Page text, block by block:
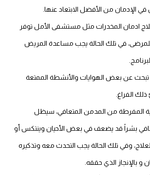
من الأفضل الابتعاد عنها.
المخدرات مثل مستشفى الأمل توفر
في تلك الحالة يجب مساعدة المريض
عن بعض الهوايات والأنشطة الممتعة
الفراغ.
المفرطة من المدمن المتعافي، سيظل
بشراً قد يضعف في بعض الأحيان وينتكس أو
وفي تلك الحالة يجب التحدث معه وتذكيره
بالإنجاز الذي حققه.